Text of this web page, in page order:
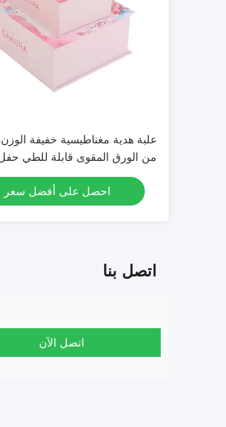
علبة هدية مغناطيسية خفيفة
من الورق المقوى قابلة للطي
احصل على أفضل سعر
اتصل بنا
اتصل الآن